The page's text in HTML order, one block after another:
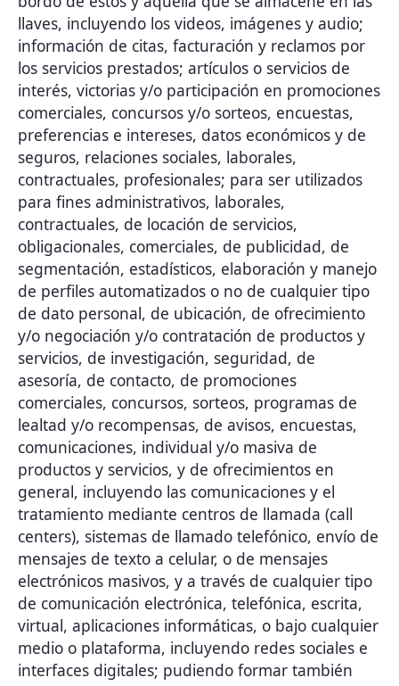
llaves, incluyendo los videos, imágenes y audio;
información de citas, facturación y reclamos por
los servicios prestados; artículos o servicios de
interés, victorias y/o participación en promociones
comerciales, concursos y/o sorteos, encuestas,
preferencias e intereses, datos económicos y de
seguros, relaciones sociales, laborales,
contractuales, profesionales; para ser utilizados
para fines administrativos, laborales,
contractuales, de locación de servicios,
obligacionales, comerciales, de publicidad, de
segmentación, estadísticos, elaboración y manejo
de perfiles automatizados o no de cualquier tipo
de dato personal, de ubicación, de ofrecimiento
y/o negociación y/o contratación de productos y
servicios, de investigación, seguridad, de
asesoría, de contacto, de promociones
comerciales, concursos, sorteos, programas de
lealtad y/o recompensas, de avisos, encuestas,
comunicaciones, individual y/o masiva de
productos y servicios, y de ofrecimientos en
general, incluyendo las comunicaciones y el
tratamiento mediante centros de llamada (call
centers), sistemas de llamado telefónico, envío de
mensajes de texto a celular, o de mensajes
electrónicos masivos, y a través de cualquier tipo
de comunicación electrónica, telefónica, escrita,
virtual, aplicaciones informáticas, o bajo cualquier
medio o plataforma, incluyendo redes sociales e
interfaces digitales; pudiendo formar también